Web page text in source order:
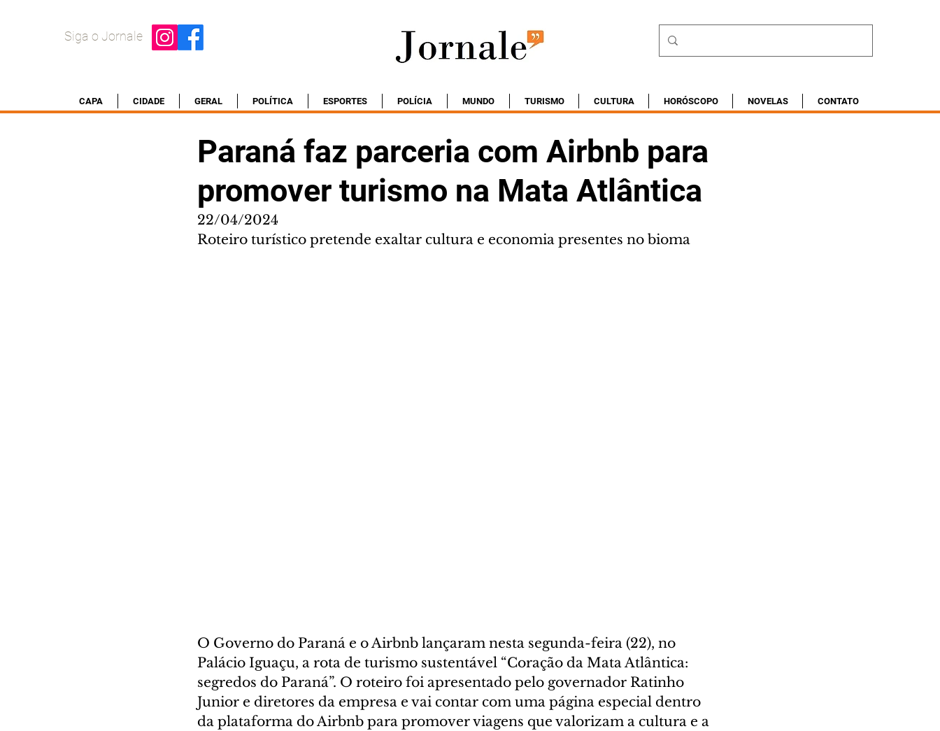
Siga o Jornale
CAPA CIDADE GERAL POLÍTICA ESPORTES POLÍCIA MUNDO TURISMO CULTURA HORÓSCOPO NOVELAS CONTATO
Paraná faz parceria com Airbnb para
promover turismo na Mata Atlântica
22/04/2024
Roteiro turístico pretende exaltar cultura e economia presentes no bioma
O Governo do Paraná e o Airbnb lançaram nesta segunda-feira (22), no
Palácio Iguaçu, a rota de turismo sustentável “Coração da Mata Atlântica:
segredos do Paraná”. O roteiro foi apresentado pelo governador Ratinho
Junior e diretores da empresa e vai contar com uma página especial dentro
da plataforma do Airbnb para promover viagens que valorizam a cultura e a